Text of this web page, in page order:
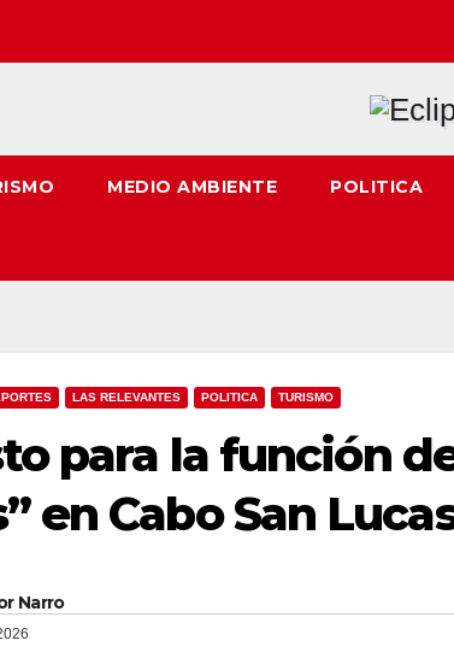
MEDIO AMBIENTE POLITICA
LAS RELEVANTES POLITICA TURISMO
para la función
en Cabo San
Narro